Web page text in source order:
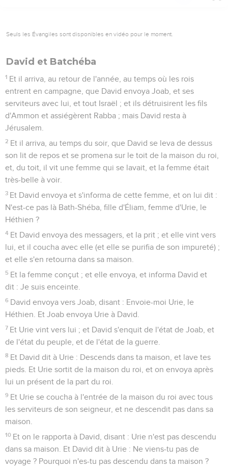
Seuls les Évangiles sont disponibles en vidéo pour le moment.
David et Batchéba
1 Et il arriva, au retour de l'année, au temps où les rois
entrent en campagne, que David envoya Joab, et ses
serviteurs avec lui, et tout Israël ; et ils détruisirent les fils
d'Ammon et assiégèrent Rabba ; mais David resta à
Jérusalem.
2 Et il arriva, au temps du soir, que David se leva de dessus
son lit de repos et se promena sur le toit de la maison du roi,
et, du toit, il vit une femme qui se lavait, et la femme était
très-belle à voir.
3 Et David envoya et s'informa de cette femme, et on lui dit :
N'est-ce pas là Bath-Shéba, fille d'Éliam, femme d'Urie, le
Héthien ?
4 Et David envoya des messagers, et la prit ; et elle vint vers
lui, et il coucha avec elle (et elle se purifia de son impureté) ;
et elle s'en retourna dans sa maison.
5 Et la femme conçut ; et elle envoya, et informa David et
dit : Je suis enceinte.
6 David envoya vers Joab, disant : Envoie-moi Urie, le
Héthien. Et Joab envoya Urie à David.
7 Et Urie vint vers lui ; et David s'enquit de l'état de Joab, et
de l'état du peuple, et de l'état de la guerre.
8 Et David dit à Urie : Descends dans ta maison, et lave tes
pieds. Et Urie sortit de la maison du roi, et on envoya après
lui un présent de la part du roi.
9 Et Urie se coucha à l'entrée de la maison du roi avec tous
les serviteurs de son seigneur, et ne descendit pas dans sa
maison.
10 Et on le rapporta à David, disant : Urie n'est pas descendu
dans sa maison. Et David dit à Urie : Ne viens-tu pas de
voyage ? Pourquoi n'es-tu pas descendu dans ta maison ?